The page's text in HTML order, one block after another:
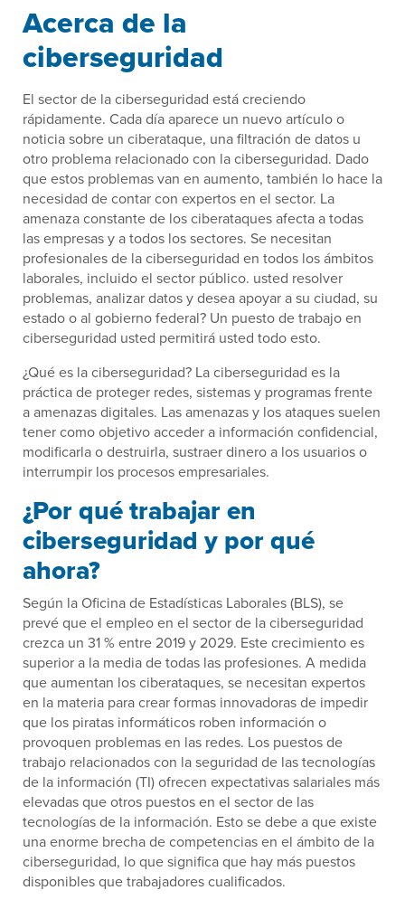
Acerca de la
ciberseguridad
El sector de la ciberseguridad está creciendo
rápidamente. Cada día aparece un nuevo artículo o
noticia sobre un ciberataque, una filtración de datos u
otro problema relacionado con la ciberseguridad. Dado
que estos problemas van en aumento, también lo hace la
necesidad de contar con expertos en el sector. La
amenaza constante de los ciberataques afecta a todas
las empresas y a todos los sectores. Se necesitan
profesionales de la ciberseguridad en todos los ámbitos
laborales, incluido el sector público. usted resolver
problemas, analizar datos y desea apoyar a su ciudad, su
estado o al gobierno federal? Un puesto de trabajo en
ciberseguridad usted permitirá usted todo esto.
¿Qué es la ciberseguridad? La ciberseguridad es la
práctica de proteger redes, sistemas y programas frente
a amenazas digitales. Las amenazas y los ataques suelen
tener como objetivo acceder a información confidencial,
modificarla o destruirla, sustraer dinero a los usuarios o
interrumpir los procesos empresariales.
¿Por qué trabajar en
ciberseguridad y por qué
ahora?
Según la Oficina de Estadísticas Laborales (BLS), se
prevé que el empleo en el sector de la ciberseguridad
crezca un 31 % entre 2019 y 2029. Este crecimiento es
superior a la media de todas las profesiones. A medida
que aumentan los ciberataques, se necesitan expertos
en la materia para crear formas innovadoras de impedir
que los piratas informáticos roben información o
provoquen problemas en las redes. Los puestos de
trabajo relacionados con la seguridad de las tecnologías
de la información (TI) ofrecen expectativas salariales más
elevadas que otros puestos en el sector de las
tecnologías de la información. Esto se debe a que existe
una enorme brecha de competencias en el ámbito de la
ciberseguridad, lo que significa que hay más puestos
disponibles que trabajadores cualificados.